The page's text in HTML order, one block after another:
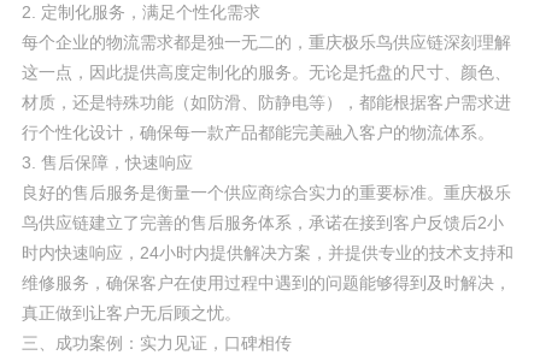
2. 定制化服务，满足个性化需求
每个企业的物流需求都是独一无二的，重庆极乐鸟供应链深刻理解
这一点，因此提供高度定制化的服务。无论是托盘的尺寸、颜色、
材质，还是特殊功能（如防滑、防静电等），都能根据客户需求进
行个性化设计，确保每一款产品都能完美融入客户的物流体系。
3. 售后保障，快速响应
良好的售后服务是衡量一个供应商综合实力的重要标准。重庆极乐
鸟供应链建立了完善的售后服务体系，承诺在接到客户反馈后2小
时内快速响应，24小时内提供解决方案，并提供专业的技术支持和
维修服务，确保客户在使用过程中遇到的问题能够得到及时解决，
真正做到让客户无后顾之忧。
三、成功案例：实力见证，口碑相传